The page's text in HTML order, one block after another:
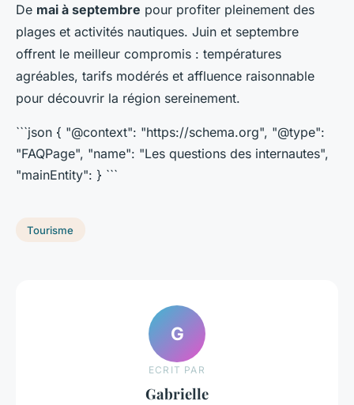
De mai à septembre pour profiter pleinement des
plages et activités nautiques. Juin et septembre
offrent le meilleur compromis : températures
agréables, tarifs modérés et affluence raisonnable
pour découvrir la région sereinement.
```json { "@context": "https://schema.org", "@type":
"FAQPage", "name": "Les questions des internautes",
"mainEntity": } ```
Tourisme
G
ECRIT PAR
Gabrielle